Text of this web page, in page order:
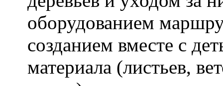
оборудованием
созданием вместе с
материала (листьев,